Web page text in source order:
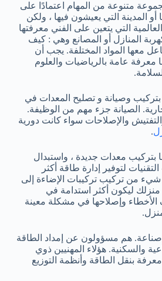
متنوعة من المهام اعتمادًا على
أو المدينة التي يعيشون فيها ، ولكن
التي يتعين على الفني معرفتها
المنازل أو المصانع وهي : كيف
معها المواد المختلفة. يجب أن
عامة بالرياضيات والعلوم
وصيانة و تصليح المعدات في
الصيانة جزء مهم من الوظيفة.
والإصلاحات سواء كانت دورية
.
بتركيب معدات جديدة ، واستبدال
لتوفير إدارة طاقة أكثر
من تركيب تركيبات الإضاءة إلى
ليكون أكثر استدامة في
وإصلاحها في مشكلة معينة
صناعة. هم مسؤولون عن إمداد الطاقة
والسكنية. هؤلاء المهنيين ذوي
معرفة بنقل الطاقة وأنظمة التوزيع